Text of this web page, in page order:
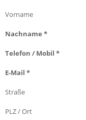
Vorname
Nachname *
Telefon / Mobil *
E-Mail *
Straße
PLZ / Ort